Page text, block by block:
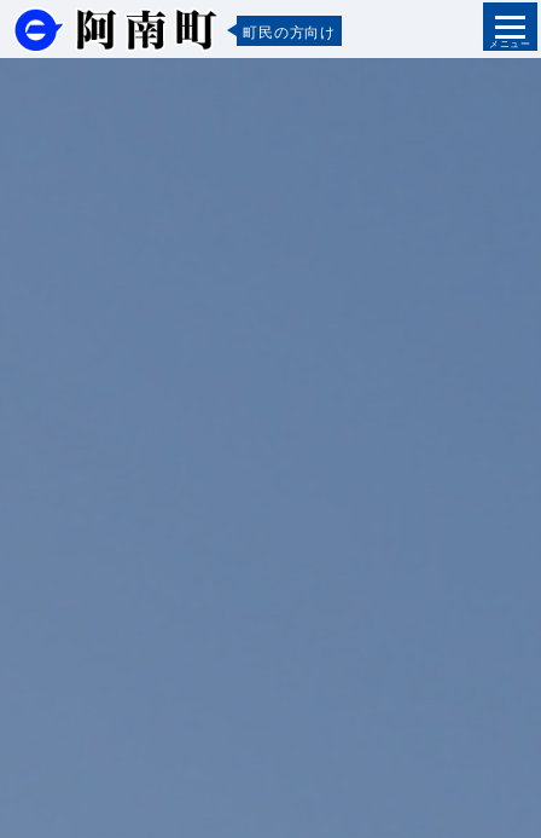
町民の方向け
メニュー